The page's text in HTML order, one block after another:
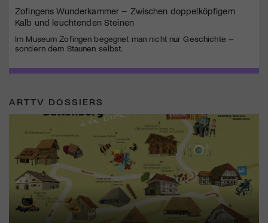
Zofingens Wunderkammer – Zwischen doppelköpfigem
Kalb und leuchtenden Steinen
Im Museum Zofingen begegnet man nicht nur Geschichte –
sondern dem Staunen selbst.
ARTTV DOSSIERS